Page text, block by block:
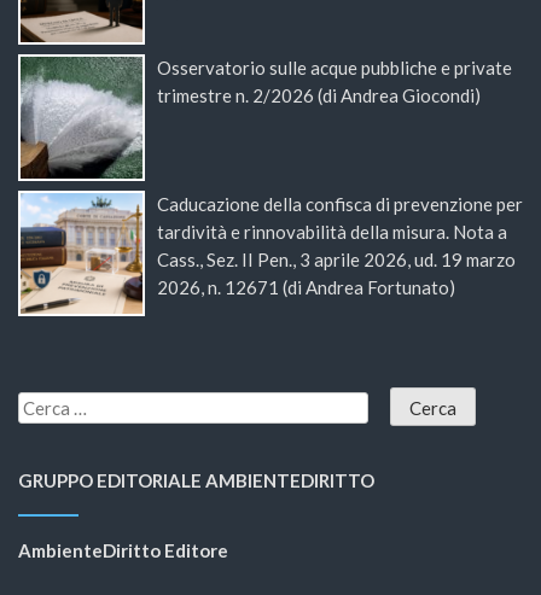
Osservatorio sulle acque pubbliche e private
trimestre n. 2/2026 (di Andrea Giocondi)
Caducazione della confisca di prevenzione per
tardività e rinnovabilità della misura. Nota a
Cass., Sez. II Pen., 3 aprile 2026, ud. 19 marzo
2026, n. 12671 (di Andrea Fortunato)
GRUPPO EDITORIALE AMBIENTEDIRITTO
AmbienteDiritto Editore